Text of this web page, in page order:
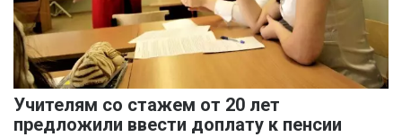
Учителям со стажем от 20 лет
предложили ввести доплату к пенсии